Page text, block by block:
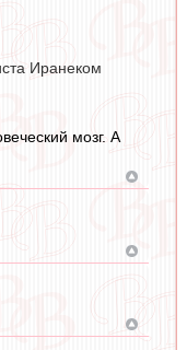
Иранеком
мозг. А